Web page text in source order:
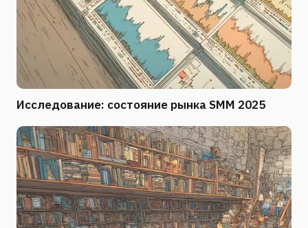
Исследование: состояние рынка SMM 2025